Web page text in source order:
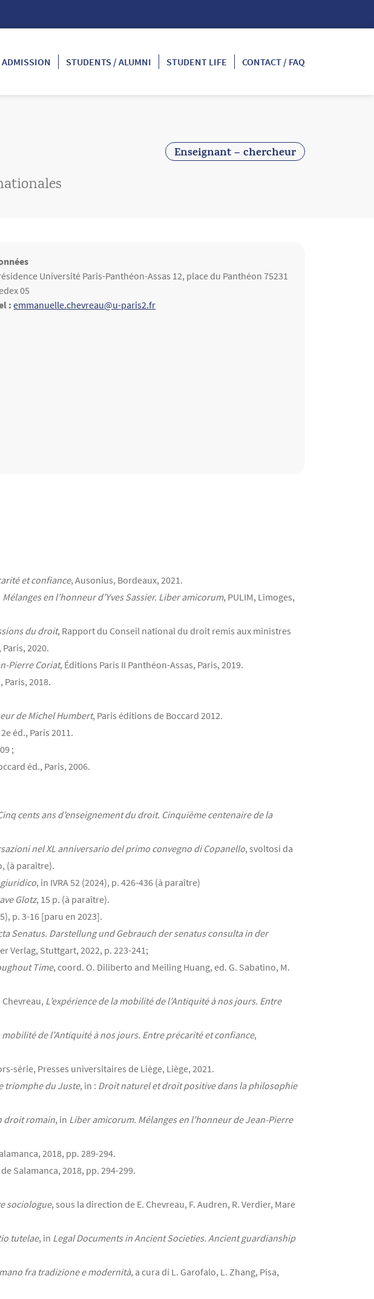
ADMISSION STUDENTS / ALUMNI STUDENT LIFE CONTACT / FAQ
Enseignant – chercheur
Université Paris-Panthéon-Assas 12, place du Panthéon 75231
05
:emmanuelle.chevreau@u-paris2.fr
et confiance, Ausonius, Bordeaux, 2021.
en l’honneur d’Yves Sassier. Liber amicorum, PULIM, Limoges,
du droit, Rapport du Conseil national du droit remis aux ministres
2020.
Pierre Coriat, Éditions Paris II Panthéon-Assas, Paris, 2019.
Paris, 2018.
de Michel Humbert, Paris éditions de Boccard 2012.
éd., Paris 2011.
;
éd., Paris, 2006.
cents ans d’enseignement du droit. Cinquième centenaire de la
nel XL anniversario del primo convegno di Copanello, svoltosi da
(à paraître).
, in IVRA 52 (2024), p. 426-436 (à paraître)
Glotz, 15 p. (à paraître).
p. 3-16 [paru en 2023].
Senatus. Darstellung und Gebrauch der senatus consulta in der
Verlag, Stuttgart, 2022, p. 223-241;
Time, coord. O. Diliberto and Meiling Huang, ed. G. Sabatino, M.
Chevreau, L’expérience de la mobilité de l’Antiquité à nos jours. Entre
mobilité de l’Antiquité à nos jours. Entre précarité et confiance,
série, Presses universitaires de Liège, Liège, 2021.
triomphe du Juste, in : Droit naturel et droit positive dans la philosophie
droit romain, in Liber amicorum. Mélanges en l’honneur de Jean-Pierre
2018, pp. 289-294.
Salamanca, 2018, pp. 294-299.
sociologue, sous la direction de E. Chevreau, F. Audren, R. Verdier, Mare
tutelae, in Legal Documents in Ancient Societies. Ancient guardianship
fra tradizione e modernità, a cura di L. Garofalo, L. Zhang, Pisa,